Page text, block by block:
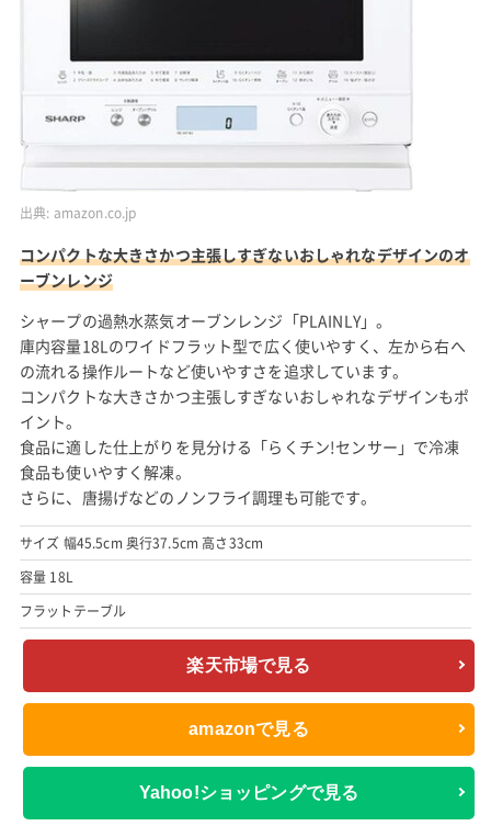
出典: amazon.co.jp
コンパクトな大きさかつ主張しすぎないおしゃれなデザインのオ
ーブンレンジ
シャープの過熱水蒸気オーブンレンジ「PLAINLY」。
庫内容量18Lのワイドフラット型で広く使いやすく、左から右へ
の流れる操作ルートなど使いやすさを追求しています。
コンパクトな大きさかつ主張しすぎないおしゃれなデザインもポ
イント。
食品に適した仕上がりを見分ける「らくチン!センサー」で冷凍
食品も使いやすく解凍。
さらに、唐揚げなどのノンフライ調理も可能です。
サイズ 幅45.5cm 奥行37.5cm 高さ33cm
容量 18L
フラットテーブル
楽天市場で見る
amazonで見る
Yahoo!ショッピングで見る